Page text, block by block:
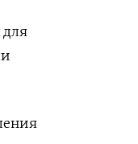
для